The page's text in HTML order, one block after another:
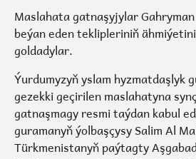
Maslahata gatnaşyjylar
beýan eden teklipleriniň
goldadylar.
Ýurdumyzyň yslam hyzmatdaşlyk
gezekki geçirilen maslahatyna
gatnaşmagy resmi taýdan kabul
guramanyň ýolbaşçysy Salim Al
Türkmenistanyň paýtagty